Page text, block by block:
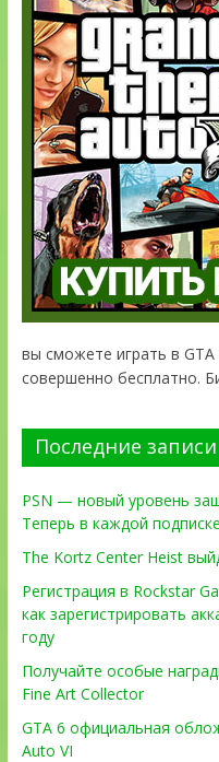
вы сможете играть в
совершенно бесплатно.
Последние записи
PSN — новый уровень
Теперь в каждой подписке
The Kortz Center Heist
Регистрация в Rockstar
как зарегистрировать
году
Получайте особые
Fine Art Collector
GTA 6 официальная
Auto VI